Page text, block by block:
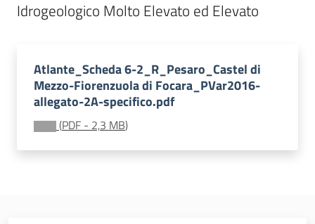
Piani Programmi
Atlante_Scheda 6-2_R_Pesaro_Castel di
Mezzo-Fiorenzuola di Focara_PVar2016-
allegato-2A-specifico.pdf
(PDF - 2,3 MB)